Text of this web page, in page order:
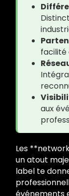
facilité
aux
Les
un atout
label te
événements